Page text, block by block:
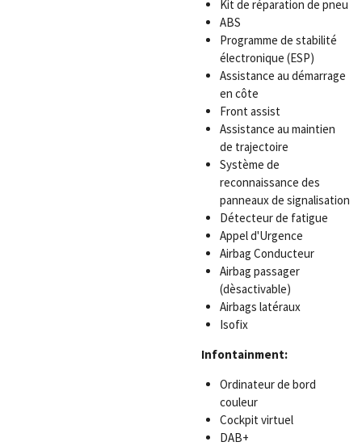
Kit de réparation de pneu
ABS
Programme de stabilité
électronique (ESP)
Assistance au démarrage
en côte
Front assist
Assistance au maintien
de trajectoire
Système de
reconnaissance des
panneaux de signalisation
Détecteur de fatigue
Appel d'Urgence
Airbag Conducteur
Airbag passager
(dèsactivable)
Airbags latéraux
Isofix
Infontainment:
Ordinateur de bord
couleur
Cockpit virtuel
DAB+